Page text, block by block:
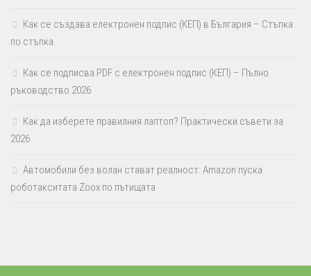
Как се създава електронен подпис (КЕП) в България – Стъпка
по стъпка
Как се подписва PDF с електронен подпис (КЕП) – Пълно
ръководство 2026
Как да изберете правилния лаптоп? Практически съвети за
2026
Автомобили без волан стават реалност: Amazon пуска
роботакситата Zoox по пътищата